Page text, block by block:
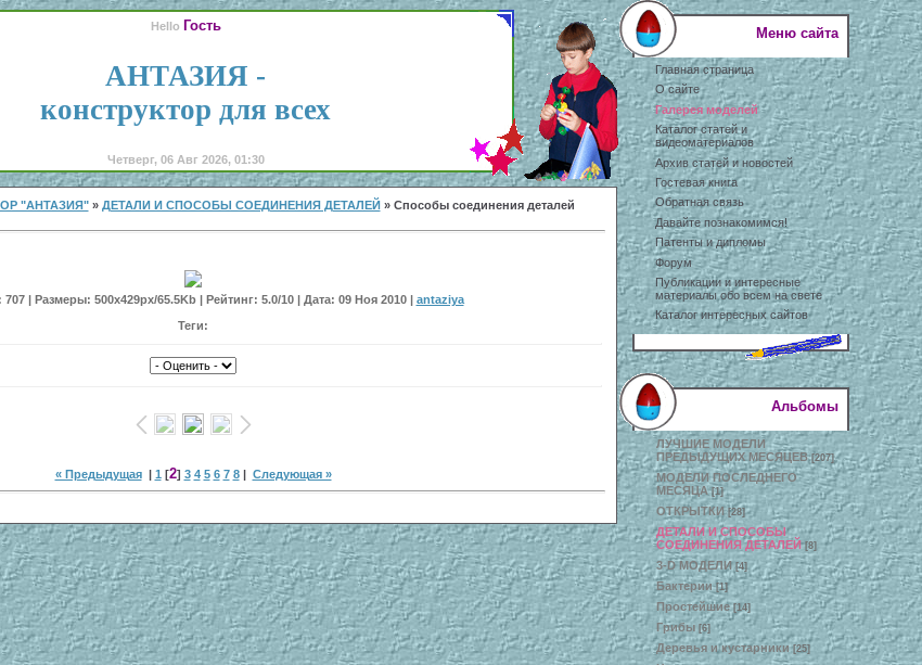
Hello Гость
АНТАЗИЯ -
конструктор для всех
Четверг, 06 Авг 2026, 01:30
"АНТАЗИЯ"» ДЕТАЛИ И СПОСОБЫ СОЕДИНЕНИЯ ДЕТАЛЕЙ» Способы соединения деталей
| Размеры: 500x429px/65.5Kb | Рейтинг: 5.0/10 | Дата: 09 Ноя 2010 | antaziya
Теги:
« Предыдущая| 1 [2] 3 4 5 6 7 8| Следующая »
Меню сайта
Главная страница
О сайте
Галерея моделей
Каталог статей и
видеоматериалов
Архив статей и новостей
Гостевая книга
Обратная связь
Давайте познакомимся!
Патенты и дипломы
Форум
Публикации и интересные
материалы обо всем на свете
Каталог интересных сайтов
Альбомы
ЛУЧШИЕ МОДЕЛИ
ПРЕДЫДУЩИХ МЕСЯЦЕВ [207]
МОДЕЛИ ПОСЛЕДНЕГО
МЕСЯЦА [1]
ОТКРЫТКИ [28]
ДЕТАЛИ И СПОСОБЫ
СОЕДИНЕНИЯ ДЕТАЛЕЙ [8]
3-D МОДЕЛИ [4]
Бактерии [1]
Простейшие [14]
Грибы [6]
Деревья и кустарники [25]